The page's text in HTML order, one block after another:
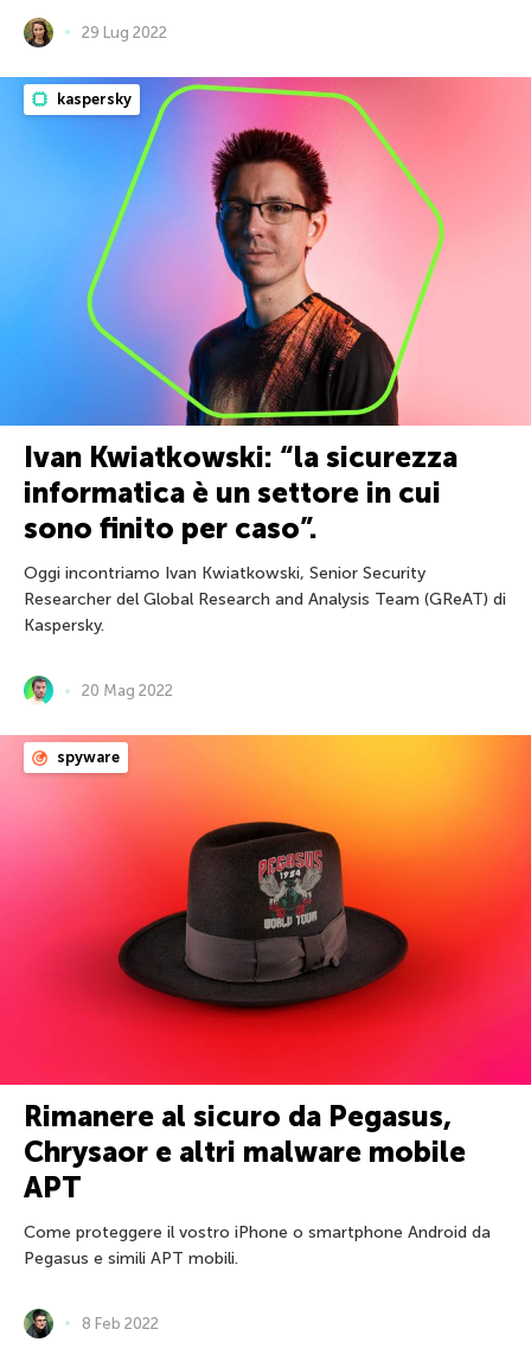
29 Lug 2022
kaspersky
Ivan Kwiatkowski: “la sicurezza
informatica è un settore in cui
sono finito per caso”.
Oggi incontriamo Ivan Kwiatkowski, Senior Security
Researcher del Global Research and Analysis Team (GReAT) di
Kaspersky.
20 Mag 2022
spyware
Rimanere al sicuro da Pegasus,
Chrysaor e altri malware mobile
APT
Come proteggere il vostro iPhone o smartphone Android da
Pegasus e simili APT mobili.
8 Feb 2022